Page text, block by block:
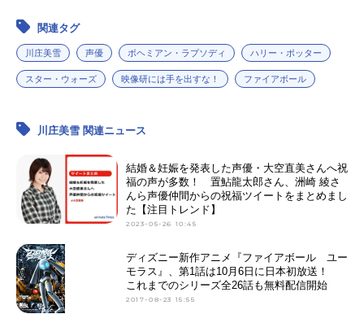
関連タグ
川庄美雪 声優 ボヘミアン・ラプソディ ハリー・ポッター
スター・ウォーズ 映像研には手を出すな！ ファイアボール
川庄美雪 関連ニュース
結婚＆妊娠を発表した声優・大空直美さんへ祝
福の声が多数！ 置鮎龍太郎さん、洲崎 綾さ
んら声優仲間からの祝福ツイートをまとめまし
た【注目トレンド】
2023-05-26 10:45
ディズニー新作アニメ『ファイアボール ユー
モラス』、第1話は10月6日に日本初放送！
これまでのシリーズ全26話も無料配信開始
2017-08-23 15:55